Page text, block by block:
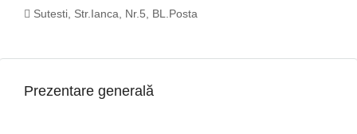
Sutesti, Str.Ianca, Nr.5, BL.Posta
Prezentare generală